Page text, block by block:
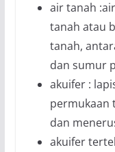
air tanah
tanah atau
tanah,
dan sumur
akuifer :
permukaan
dan
akuifer